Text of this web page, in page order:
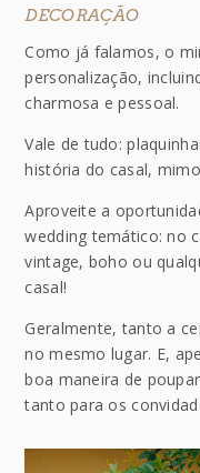
DECORAÇÃO
Como já falamos, o
personalização,
charmosa e pessoal.
Vale de tudo:
história do casal,
Aproveite a
wedding temático: no
vintage, boho ou
casal!
Geralmente, tanto a
no mesmo lugar. E,
boa maneira de
tanto para os